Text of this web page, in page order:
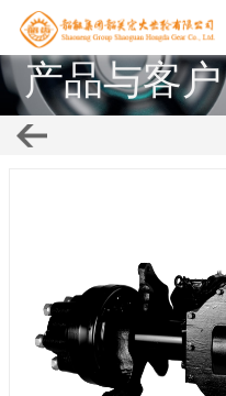
产品与客户